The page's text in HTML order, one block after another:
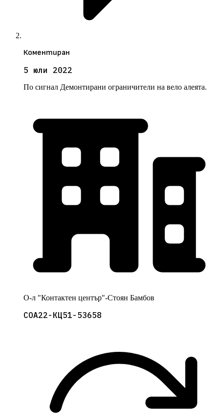
Коментиран
5 юли 2022
По сигнал Демонтирани ограничители на вело алеята.
О-л "Контактен център"-Стоян Бамбов
СОА22-КЦ51-53658